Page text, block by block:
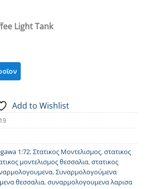
Light Tank
Add to Wishlist
1:72,Στατικος Μοντελισμος,στατικος
μοντελισμος θεσσαλια,στατικος
,Συναρμολογούμενα
θεσσαλια,συναρμολογουμενα λαρισα